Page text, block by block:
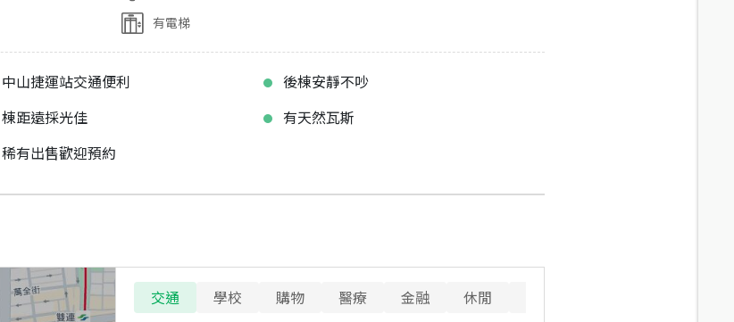
有電梯
中山捷運站交通便利
後棟安靜不吵
棟距遠採光佳
有天然瓦斯
稀有出售歡迎預約
交通 學校 購物 醫療 金融 休閒